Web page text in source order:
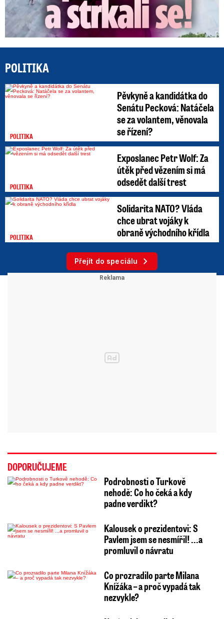
POLITIKA
POLITIKA
Pěvkyně a kandidátka do
Senátu Pecková: Natáčela
se za volantem, věnovala
se řízení?
POLITIKA
Exposlanec Petr Wolf: Za
útěk před vězením si má
odsedět další trest
POLITIKA
Solidarita NATO? Vláda
chce ubrat vojáky k
obraně východního křídla
Přejít do speciálu
DOPORUČUJEME
Podrobnosti o Turkově
nehodě: Co ho čeká a kdy
padne verdikt?
Kalousek o prezidentovi: S
Pavlem jsem se nesmířil! ...a
promluvil o návratu
Co prozradilo parte Milana
Knížáka – a proč vypadá tak
nezvykle?